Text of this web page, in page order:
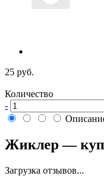
25 руб.
Количество
-
Жиклер —
Загрузка отзывов...